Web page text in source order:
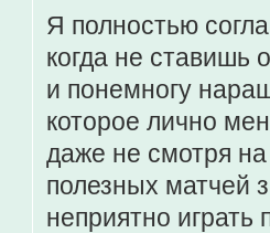
Я полностью
когда не ставишь
и понемногу
которое лично
даже не смотря
полезных матчей
неприятно играть